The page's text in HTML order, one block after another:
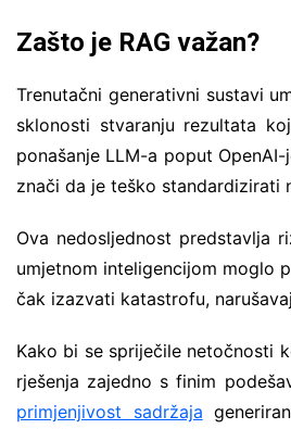
Zašto je RAG važan?
Trenutačni generativni sustavi
sklonosti stvaranju rezultata
ponašanje LLM-a poput
znači da je teško standardizirati
Ova nedosljednost predstavlja
umjetnom inteligencijom moglo
čak izazvati katastrofu,
Kako bi se spriječile netočnosti
rješenja zajedno s finim
primjenjivost sadržaja